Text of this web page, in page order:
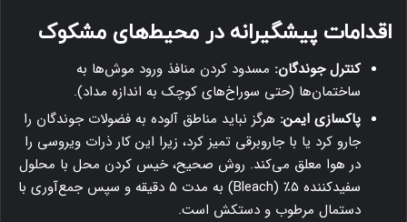
اقدامات پیشگیرانه در محیط‌های مشکوک
کنترل جوندگان: مسدود کردن منافذ ورود موش‌ها به
ساختمان‌ها (حتی سوراخ‌های کوچک به اندازه مداد).
پاکسازی ایمن: هرگز نباید مناطق آلوده به فضولات جوندگان را
جارو کرد یا با جاروبرقی تمیز کرد، زیرا این کار ذرات ویروسی را
در هوا معلق می‌کند. روش صحیح، خیس کردن محل با محلول
سفیدکننده ۵٪ (Bleach) به مدت ۵ دقیقه و سپس جمع‌آوری با
دستمال مرطوب و دستکش است.